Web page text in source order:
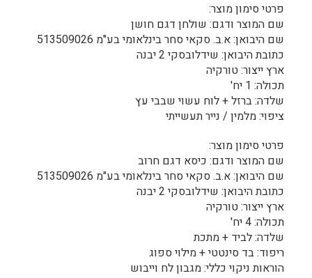
פרטי סימון מוצר:
שם המוצר ודגם: שולחן דגם חושן
שם היבואן: א.ב. סקאי סחר בינלאומי בע"מ 513509026
כתובת היבואן: שידלובסקי 2 יבנה
ארץ ייצור: טורקיה
תכולה: 1 יח'
שלדה: ברזל + לוח עשוי שבבי עץ
ציפוי: מלמין / נייר תעשייתי
פרטי סימון מוצר:
שם המוצר ודגם: כיסא דגם חרוב
שם היבואן: א.ב. סקאי סחר בינלאומי בע"מ 513509026
כתובת היבואן: שידלובסקי 2 יבנה
ארץ ייצור: טורקיה
תכולה: 4 יח'
שלדה: לביד + מתכת
ריפוד: בד סינטטי + מילוי ספוג
הוראות ניקוי כללי: מגבון לח וייבוש